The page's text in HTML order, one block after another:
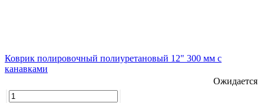
Коврик полировочный полиуретановый 12" 300 мм с
канавками
Ожидается